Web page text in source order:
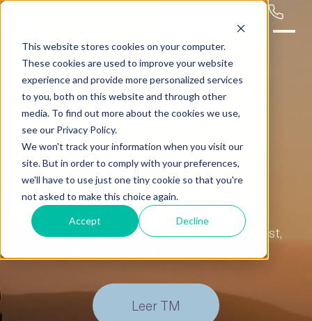
This website stores cookies on your computer.
These cookies are used to improve your website
experience and provide more personalized services
to you, both on this website and through other
media. To find out more about the cookies we use,
see our Privacy Policy.
We won't track your information when you visit our
site. But in order to comply with your preferences,
we'll have to use just one tiny cookie so that you're
not asked to make this choice again.
Accept Decline
Vind een leraar
Transcendente
Meditatie*:
Persoonlijk.
Wetenschappelijk bewezen.
Moeiteloos in praktijk gebracht.Ervaar de rust,
Leer TM